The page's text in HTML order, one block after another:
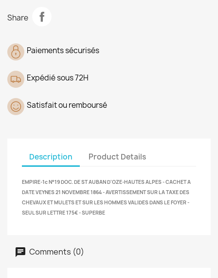
Share
Paiements sécurisés
Expédié sous 72H
Satisfait ou remboursé
Description Product Details
EMPIRE-1c N°19 DOC. DE ST AUBAN D'OZE-HAUTES ALPES - CACHET A
DATE VEYNES 21 NOVEMBRE 1864 - AVERTISSEMENT SUR LA TAXE DES
CHEVAUX ET MULETS ET SUR LES HOMMES VALIDES DANS LE FOYER -
SEUL SUR LETTRE 175€ - SUPERBE
Comments (0)